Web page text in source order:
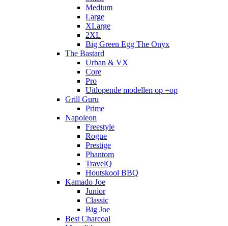
Medium
Large
XLarge
2XL
Big Green Egg The Onyx
The Bastard
Urban & VX
Core
Pro
Uitlopende modellen op =op
Grill Guru
Prime
Napoleon
Freestyle
Rogue
Prestige
Phantom
TravelQ
Houtskool BBQ
Kamado Joe
Junior
Classic
Big Joe
Best Charcoal